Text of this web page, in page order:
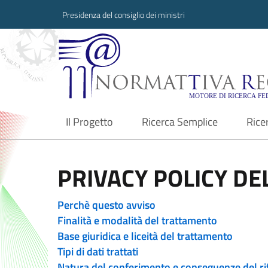
Presidenza del consiglio dei ministri
Normattiva
Il Progetto
current Ricerca Semplice
PRIVACY POLICY
Perchè questo avviso
Finalità e modalità del trattamento
Base giuridica e liceità del trattamento
Tipi di dati trattati